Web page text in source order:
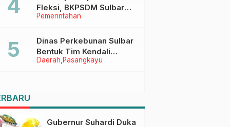
Pemerintahan
Fleksi, BKPSDM Sulbar
Dorong Transformasi
ASN
Daerah Pasangkayu
Dinas Perkebunan Sulbar
Bentuk Tim Kendali
Internal ICS untuk Dukung
Gubernur Suhardi Duka